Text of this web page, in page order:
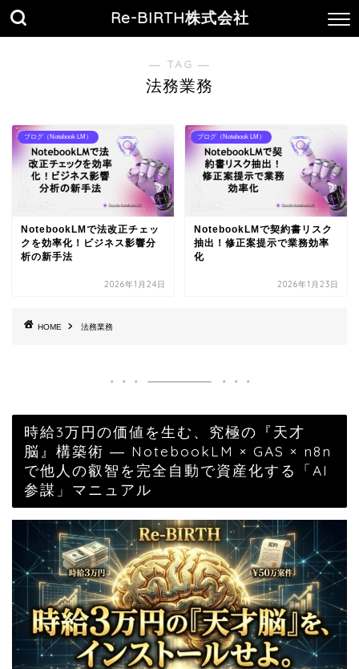
Re-BIRTH株式会社
― TAG ―
法務業務
ブログ（Notebook LM）
NotebookLMで法改正チェッ
クを効率化！ビジネス影響分
析の新手法
2026年1月24日
ブログ（Notebook LM）
NotebookLMで契約書リスク
抽出！修正案提示で業務効率
化
2026年1月23日
HOME 法務業務
時給3万円の価値を生む、究極の『天才
脳』構築術 ― NotebookLM × GAS × n8n
で他人の叡智を完全自動で資産化する「AI
参謀」マニュアル